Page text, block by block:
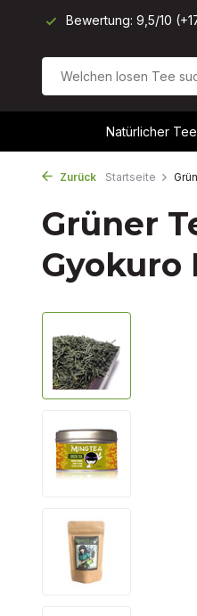
Kostenloser Versand
Natürlicher Tee
Zurück Startseite
Grüner
Gyokuro